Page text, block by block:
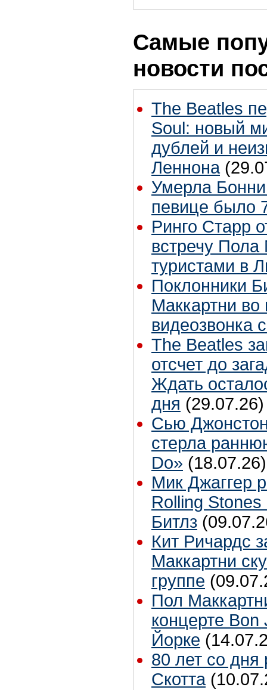
Самые
новости
The Beatles
Soul: новый
дублей и
Леннона
Умерла
певице было
Ринго Старр
встречу Пола
туристами в
Поклонники
Маккартни во
видеозвонка
The Beatles
отсчет до
Ждать
дня (29.07.26)
Сью
стерла
Do» (18.07.26)
Мик Джаггер
Rolling Stones
Битлз
Кит Ричардс
Маккартни
группе
Пол
концерте
Йорке
80 лет со
Скотта